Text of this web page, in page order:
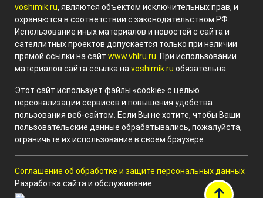
voshimik.ru, являются объектом исключительных прав, и
охраняются в соответствии с законодательством РФ.
Использование иных материалов и новостей с сайта и
сателлитных проектов допускается только при наличии
прямой ссылки на сайт www.vhlru.ru . При использовании
материалов сайта ссылка на voshimik.ru обязательна
Этот сайт использует файлы «cookie» с целью
персонализации сервисов и повышения удобства
пользования веб-сайтом. Если Вы не хотите, чтобы Ваши
пользовательские данные обрабатывались, пожалуйста,
ограничьте их использование в своём браузере.
Соглашение об обработке и защите персональных данных
Разработка сайта и обслуживание